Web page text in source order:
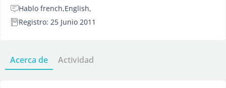
Hablo french,English,
Registro: 25 Junio 2011
Acerca de Actividad